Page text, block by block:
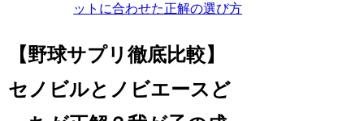
ットに合わせた正解の選び方
【野球サプリ徹底比較】
セノビルとノビエースど